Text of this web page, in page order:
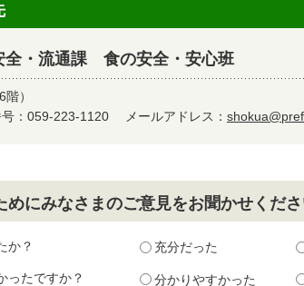
・流通課 食の安全・安心班
）
：059-223-1120
メールアドレス：
にみなさまのご意見をお聞かせくだ
か？ 充分だった
ったですか？ 分かりやすかった